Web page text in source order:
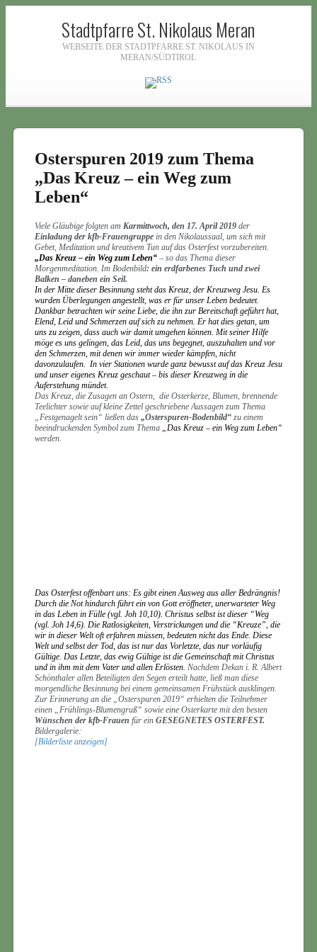
Stadtpfarre St. Nikolaus Meran
WEBSEITE DER STADTPFARRE ST. NIKOLAUS IN
MERAN/SÜDTIROL
Osterspuren 2019 zum Thema
„Das Kreuz – ein Weg zum
Leben“
Viele Gläubige folgten am Karmittwoch, den 17. April 2019der
Einladung der kfb-Frauengruppein den Nikolaussaal, um sich mit
Gebet, Meditation und kreativem Tun auf das Osterfest vorzubereiten.
„Das Kreuz – ein Weg zum Leben“ – so das Thema dieser
Morgenmeditation. Im Bodenbild: ein erdfarbenes Tuch undzwei
Balken – daneben ein Seil.
In der Mitte dieser Besinnung steht das Kreuz, der Kreuzweg Jesu. Es
wurden Überlegungen angestellt, was er für unser Leben bedeutet.
Dankbar betrachten wir seine Liebe, die ihn zur Bereitschaft geführt hat,
Elend, Leid und Schmerzen auf sich zu nehmen. Er hat dies getan, um
uns zu zeigen, dass auch wir damit umgehen können. Mit seiner Hilfe
möge es uns gelingen, das Leid, das uns begegnet, auszuhalten und vor
den Schmerzen, mit denen wir immer wieder kämpfen, nicht
davonzulaufen. In vier Stationen wurde ganz bewusst auf das Kreuz Jesu
und unser eigenes Kreuz geschaut – bis dieser Kreuzweg in die
Auferstehung mündet.
Das Kreuz, die Zusagen an Ostern, die Osterkerze, Blumen, brennende
Teelichter sowie auf kleine Zettel geschriebene Aussagen zum Thema
„Festgenagelt sein“ ließen das „Osterspuren-Bodenbild“zu einem
beeindruckenden Symbol zum Thema „Das Kreuz – ein Weg zum Leben“
werden.
Das Osterfest offenbart uns: Es gibt einen Ausweg aus aller Bedrängnis!
Durch die Not hindurch führt ein von Gott eröffneter, unerwarteter Weg
in das Leben in Fülle (vgl. Joh 10,10). Christus selbst ist dieser “Weg
(vgl. Joh 14,6). Die Ratlosigkeiten, Verstrickungen und die “Kreuze”, die
wir in dieser Welt oft erfahren müssen, bedeuten nicht das Ende. Diese
Welt und selbst der Tod, das ist nur das Vorletzte, das nur vorläufig
Gültige. Das Letzte, das ewig Gültige ist die Gemeinschaft mit Christus
und in ihm mit dem Vater und allen Erlösten. Nachdem Dekan i. R. Albert
Schönthaler allen Beteiligten den Segen erteilt hatte, ließ man diese
morgendliche Besinnung bei einem gemeinsamen Frühstück ausklingen.
Zur Erinnerung an die „Osterspuren 2019“ erhielten die Teilnehmer
einen „Frühlings-Blumengruß“ sowie eine Osterkarte mit den besten
Wünschen der kfb-Frauen für einGESEGNETES OSTERFEST.
Bildergalerie:
[Bilderliste anzeigen]